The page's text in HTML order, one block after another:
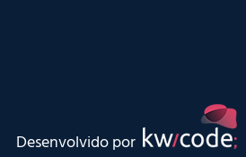
Desenvolvido por